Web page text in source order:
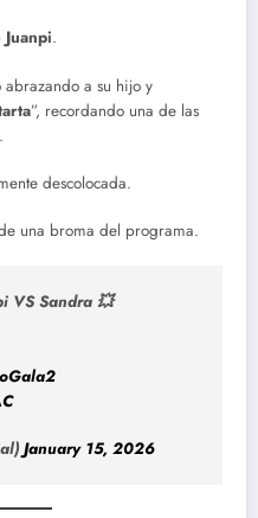
.
a su hijo y
”, recordando una de las
descolocada.
una broma del programa.
VS Sandra 💥
January 15, 2026